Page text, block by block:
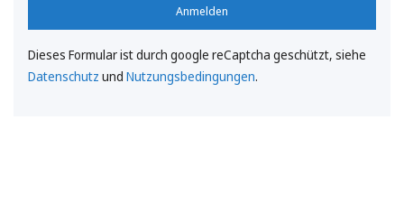
Anmelden
Dieses Formular ist durch google reCaptcha geschützt, siehe
Datenschutz und Nutzungsbedingungen.